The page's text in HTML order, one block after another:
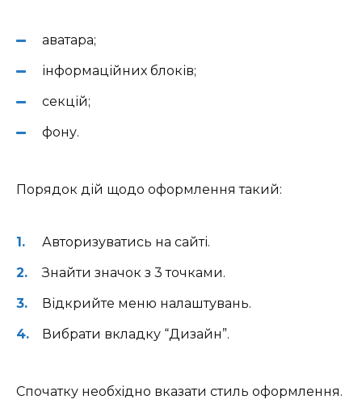
аватара;
інформаційних блоків;
секцій;
фону.
Порядок дій щодо оформлення такий:
Авторизуватись на сайті.
Знайти значок з 3 точками.
Відкрийте меню налаштувань.
Вибрати вкладку “Дизайн”.
Спочатку необхідно вказати стиль оформлення.